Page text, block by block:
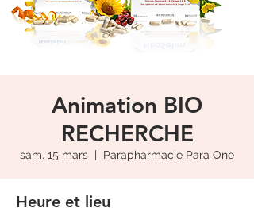
Animation BIO
RECHERCHE
sam. 15 mars
  |
Parapharmacie Para One
Heure et lieu